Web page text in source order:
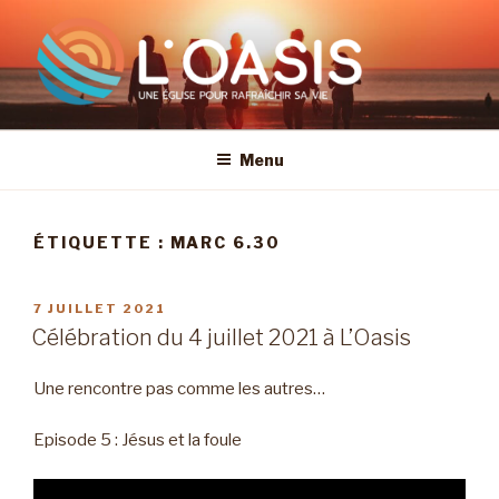
contenu
principal
Menu
ÉTIQUETTE : MARC 6.30
PUBLIÉ
LE
7 JUILLET 2021
Célébration du 4 juillet 2021 à L’Oasis
Une rencontre pas comme les autres…
Episode 5 : Jésus et la foule